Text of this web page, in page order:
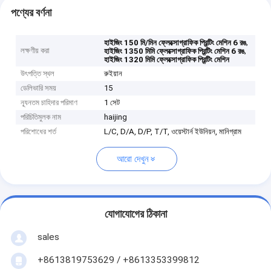
পণ্যের বর্ণনা
লক্ষণীয় করা
হাইজিং 150 মি/মিন ফ্লেক্সোগ্রাফিক প্রিন্টিং মেশিন 6 রঙ,
হাইজিং 1350 মিমি ফ্লেক্সোগ্রাফিক প্রিন্টিং মেশিন 6 রঙ,
হাইজিং 1320 মিমি ফ্লেক্সোগ্রাফিক প্রিন্টিং মেশিন
উৎপত্তি স্থল
রুইয়ান
ডেলিভারি সময়
15
ন্যূনতম চাহিদার পরিমাণ
1 সেট
পরিচিতিমুলক নাম
haijing
পরিশোধের শর্ত
L/C, D/A, D/P, T/T, ওয়েস্টার্ন ইউনিয়ন, মানিগ্রাম
আরো দেখুন
যোগাযোগের ঠিকানা
sales
+8613819753629 / +8613353399812